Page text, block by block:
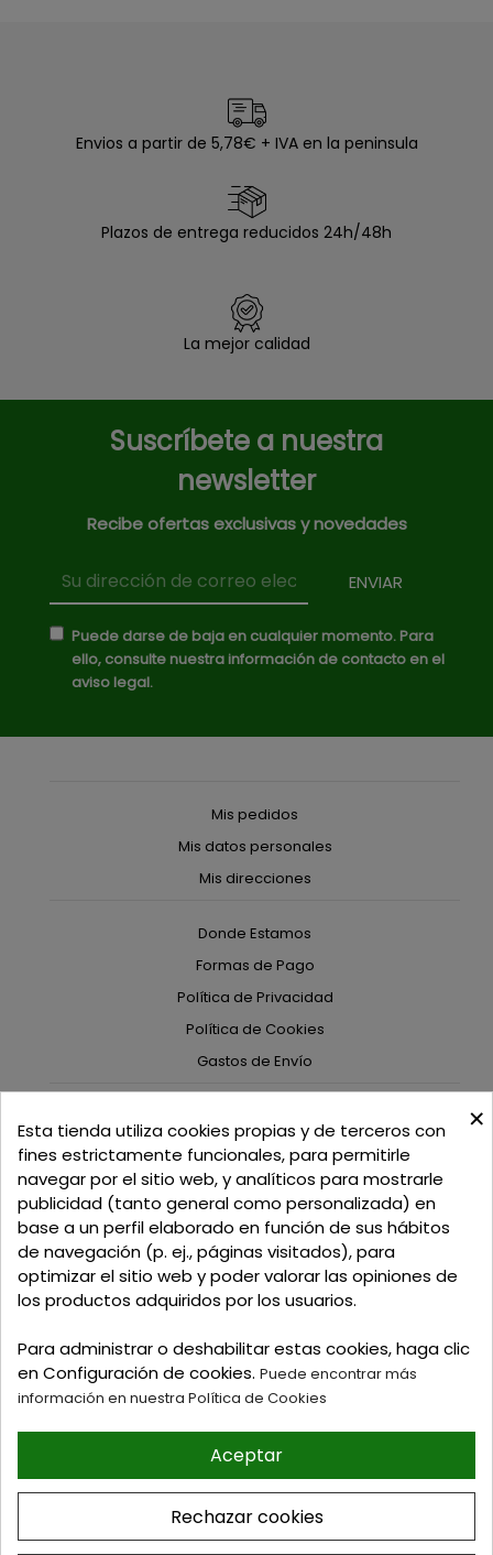
Envios a partir de 5,78€ + IVA en la peninsula
Plazos de entrega reducidos 24h/48h
La mejor calidad
Suscríbete a nuestra
newsletter
Recibe ofertas exclusivas y novedades
Puede darse de baja en cualquier momento. Para
ello, consulte nuestra información de contacto en el
aviso legal.
Mis pedidos
Mis datos personales
Mis direcciones
Donde Estamos
Formas de Pago
Política de Privacidad
Política de Cookies
Gastos de Envío
C/ Delgadillo Nº 7 - Local 1 - 45600
Talavera de la Reina - Toledo - (España)
Llamadnos:+34 925 82 02 19 o625 654 791
Email: curtidosytapicerias@gmail.com
Verano:
Mañanas: de 09:00h a 13:30h
Invierno:
Mañanas: de 09:30h a 13:30h
Tardes: de 16:30h a 20:00h
© 2026 Tienda online de
Curtidos y Tapicerias y
articulos para Zapateria y
Guarnicioneria. Perez Burgos
×
Esta tienda utiliza cookies propias y de terceros con
fines estrictamente funcionales, para permitirle
navegar por el sitio web, y analíticos para mostrarle
publicidad (tanto general como personalizada) en
base a un perfil elaborado en función de sus hábitos
de navegación (p. ej., páginas visitados), para
optimizar el sitio web y poder valorar las opiniones de
los productos adquiridos por los usuarios.
Para administrar o deshabilitar estas cookies, haga clic
en Configuración de cookies. Puede encontrar más
información en nuestra Política de Cookies
Aceptar
Rechazar cookies